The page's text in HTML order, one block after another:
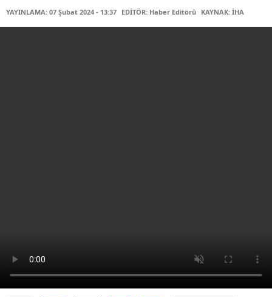
YAYINLAMA: 07 Şubat 2024 - 13:37 EDİTÖR: Haber Editörü KAYNAK: İHA